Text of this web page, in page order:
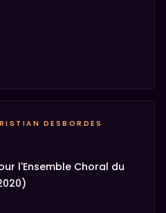
DESBORDES
l'Ensemble Choral du